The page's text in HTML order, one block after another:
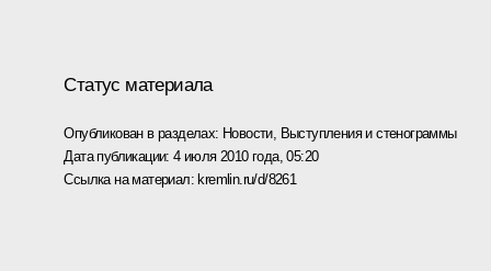
Статус материала
Опубликован в разделах: Новости, Выступления и стенограммы
Дата публикации:4 июля 2010 года, 05:20
Ссылка на материал: kremlin.ru/d/8261